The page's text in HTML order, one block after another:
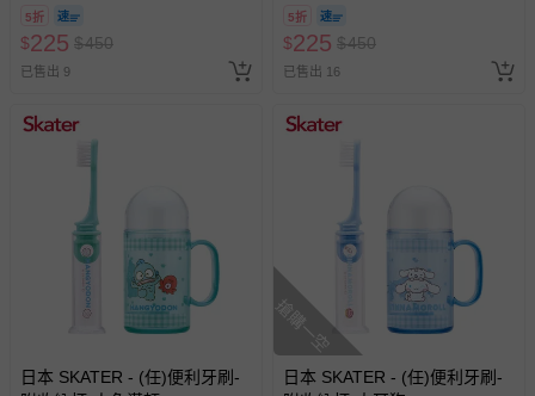
5折
$225 $450
已售出 9
5折
$225 $450
已售出 16
日本 SKATER - (任)便利牙刷-
搶購一空
日本 SKATER - (任)便利牙刷-